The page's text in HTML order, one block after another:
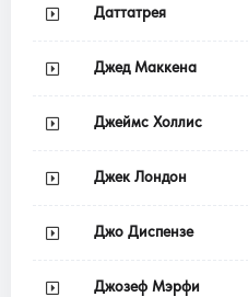
Даттатрея
Джед Маккена
Джеймс Холлис
Джек Лондон
Джо Диспензе
Джозеф Мэрфи